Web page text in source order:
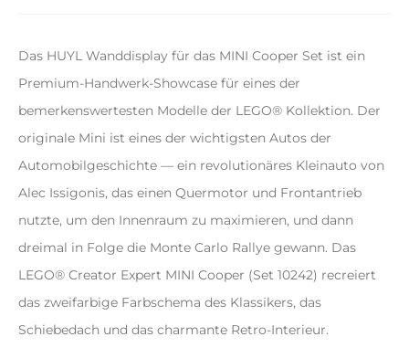
Das HUYL Wanddisplay für das MINI Cooper Set ist ein
Premium-Handwerk-Showcase für eines der
bemerkenswertesten Modelle der LEGO® Kollektion. Der
originale Mini ist eines der wichtigsten Autos der
Automobilgeschichte — ein revolutionäres Kleinauto von
Alec Issigonis, das einen Quermotor und Frontantrieb
nutzte, um den Innenraum zu maximieren, und dann
dreimal in Folge die Monte Carlo Rallye gewann. Das
LEGO® Creator Expert MINI Cooper (Set 10242) recreiert
das zweifarbige Farbschema des Klassikers, das
Schiebedach und das charmante Retro-Interieur.